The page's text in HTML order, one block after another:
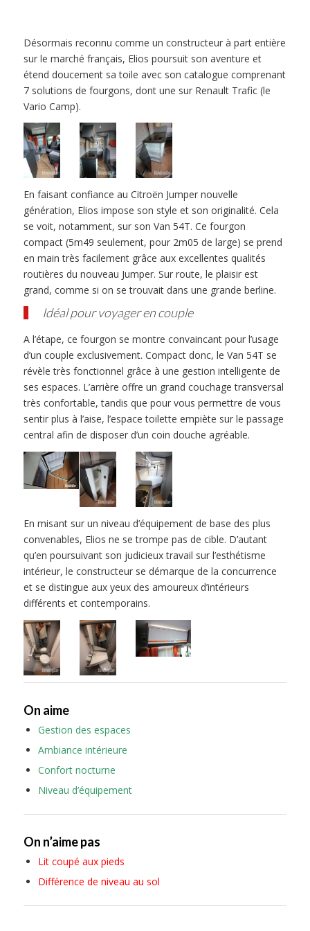
Désormais reconnu comme un constructeur à part entière
sur le marché français, Elios poursuit son aventure et
étend doucement sa toile avec son catalogue comprenant
7 solutions de fourgons, dont une sur Renault Trafic (le
Vario Camp).
En faisant confiance au Citroën Jumper nouvelle
génération, Elios impose son style et son originalité. Cela
se voit, notamment, sur son Van 54T. Ce fourgon
compact (5m49 seulement, pour 2m05 de large) se prend
en main très facilement grâce aux excellentes qualités
routières du nouveau Jumper. Sur route, le plaisir est
grand, comme si on se trouvait dans une grande berline.
Idéal pour voyager en couple
A l’étape, ce fourgon se montre convaincant pour l’usage
d’un couple exclusivement. Compact donc, le Van 54T se
révèle très fonctionnel grâce à une gestion intelligente de
ses espaces. L’arrière offre un grand couchage transversal
très confortable, tandis que pour vous permettre de vous
sentir plus à l’aise, l’espace toilette empiète sur le passage
central afin de disposer d’un coin douche agréable.
En misant sur un niveau d’équipement de base des plus
convenables, Elios ne se trompe pas de cible. D’autant
qu’en poursuivant son judicieux travail sur l’esthétisme
intérieur, le constructeur se démarque de la concurrence
et se distingue aux yeux des amoureux d’intérieurs
différents et contemporains.
On aime
Gestion des espaces
Ambiance intérieure
Confort nocturne
Niveau d’équipement
On n’aime pas
Lit coupé aux pieds
Différence de niveau au sol